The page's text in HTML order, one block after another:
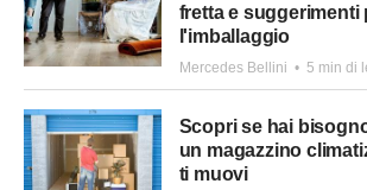
fretta e suggerimenti
l'imballaggio
Mercedes Bellini • 5 min di
Scopri se hai
un magazzino
ti muovi